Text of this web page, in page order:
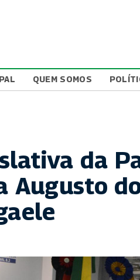
QUEM SOMOS
da
Augusto